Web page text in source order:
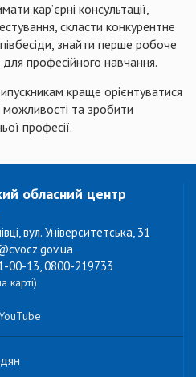
кар’єрні консультації,
скласти конкурентне
знайти перше робоче
професійного навчання.
краще орієнтуватися
можливості та зробити
професії.
обласний центр
вул. Університетська, 31
00-13, 0800-219733
карті)